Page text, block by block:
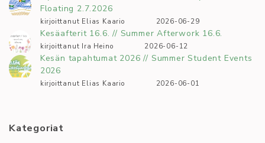
Floating 2.7.2026
kirjoittanut Elias Kaario 2026-06-29
Kesäafterit 16.6. // Summer Afterwork 16.6.
kirjoittanut Ira Heino 2026-06-12
Kesän tapahtumat 2026 // Summer Student Events
2026
kirjoittanut Elias Kaario 2026-06-01
Kategoriat